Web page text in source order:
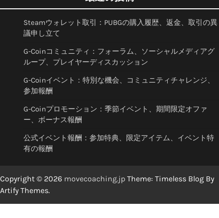
Steamウォレット取引：PUBGの購入履歴、返金、取引の異
議申し立て
G-Coinコミュニティ：フォーラム、ソーシャルメディアグ
ループ、プレイヤーディスカッション
G-Coinイベント：特別な機会、コミュニティチャレンジ、
参加報酬
G-Coinプロモーション：季節イベント、期間限定オファ
ー、ボーナス報酬
公式イベント報酬：参加特典、限定アイテム、イベント特
有の報酬
Copyright © 2026 movecoaching.jp Theme: Timeless Blog By
Artify Themes.